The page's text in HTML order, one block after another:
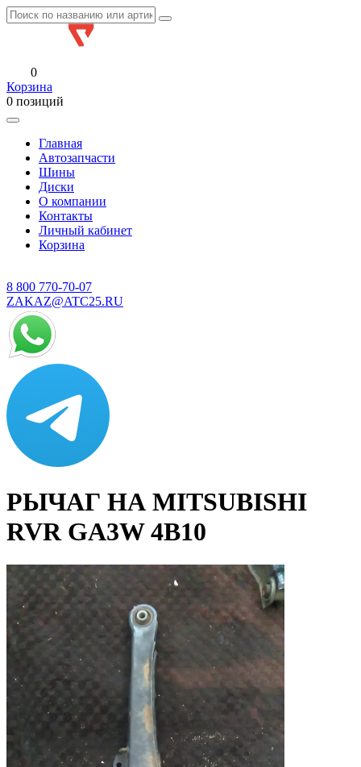
0
Корзина
0 позиций
Главная
Автозапчасти
Шины
Диски
О компании
Контакты
Личный кабинет
Корзина
8 800 770-70-07
ZAKAZ@ATC25.RU
РЫЧАГ НА MITSUBISHI
RVR GA3W 4B10